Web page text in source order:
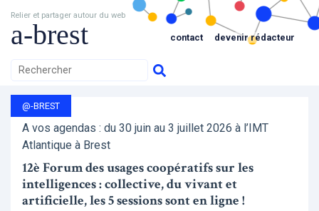
Relier et partager autour du web
a-brest contact devenir rédacteur
@-BREST
A vos agendas : du 30 juin au 3 juillet 2026 à l’IMT
Atlantique à Brest
12è Forum des usages coopératifs sur les
intelligences : collective, du vivant et
artificielle, les 5 sessions sont en ligne !